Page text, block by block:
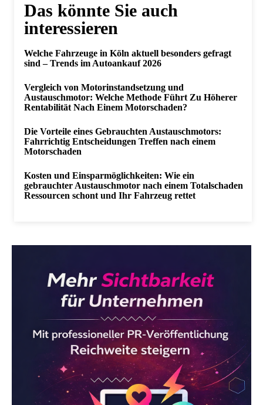
Das könnte Sie auch
interessieren
Welche Fahrzeuge in Köln aktuell besonders gefragt
sind – Trends im Autoankauf 2026
Vergleich von Motorinstandsetzung und
Austauschmotor: Welche Methode Führt Zu Höherer
Rentabilität Nach Einem Motorschaden?
Die Vorteile eines Gebrauchten Austauschmotors:
Fahrrichtig Entscheidungen Treffen nach einem
Motorschaden
Kosten und Einsparmöglichkeiten: Wie ein
gebrauchter Austauschmotor nach einem Totalschaden
Ressourcen schont und Ihr Fahrzeug rettet